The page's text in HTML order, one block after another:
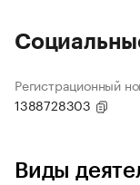
Регистрационный
1388728303
Виды